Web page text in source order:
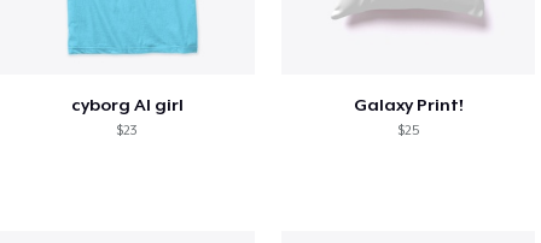
cyborg AI girl
$23
Galaxy Print!
$25